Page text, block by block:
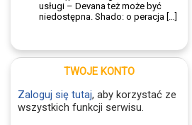
usługi – Devana też może być
niedostępna. Shado: o peracja […]
TWOJE KONTO
Zaloguj się tutaj, aby korzystać ze
wszystkich funkcji serwisu.